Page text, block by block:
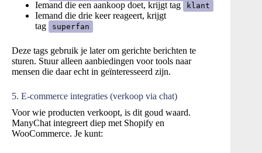
Iemand die een aankoop doet, krijgt tag klant
Iemand die drie keer reageert, krijgt
tag
superfan
Deze tags gebruik je later om gerichte berichten te
sturen. Stuur alleen aanbiedingen voor tools naar
mensen die daar echt in geïnteresseerd zijn.
5. E-commerce integraties (verkoop via chat)
Voor wie producten verkoopt, is dit goud waard.
ManyChat integreert diep met Shopify en
WooCommerce. Je kunt: